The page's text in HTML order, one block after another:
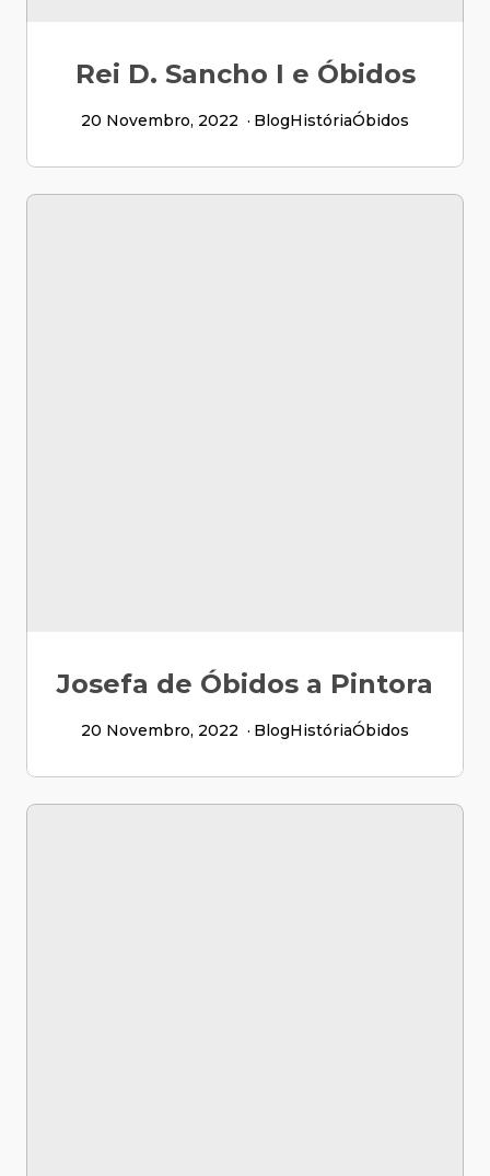
Rei D. Sancho I e Óbidos
20 Novembro, 2022 BlogHistóriaÓbidos
Josefa de Óbidos a Pintora
20 Novembro, 2022 BlogHistóriaÓbidos